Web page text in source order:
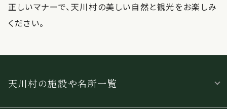
正しいマナーで、天川村の美しい自然と観光をお楽しみ
ください。
天川村の施設や名所一覧